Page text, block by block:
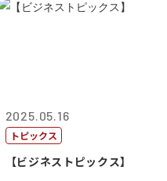
2025.05.16
トピックス
【ビジネストピックス】